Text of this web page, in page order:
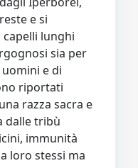
e si
lunghi
sia per
e di
riportati
razza sacra e
dalle tribù
immunità
loro stessi ma